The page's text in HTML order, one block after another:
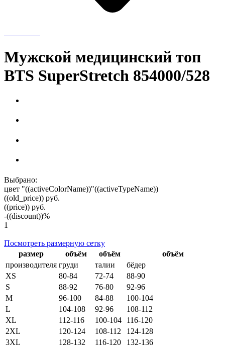
Мужской медицинский топ
BTS SuperStretch 854000/528
Выбрано:
цвет "((activeColorName))"((activeTypeName))
((old_price)) руб.
((price)) руб.
-((discount))%
1
Посмотреть размерную сетку
размер
объём объём
объём
производителя груди талии
бёдер
XS
80-84 72-74
88-90
S
88-92 76-80
92-96
M
96-100 84-88
100-104
L
104-108 92-96
108-112
XL
112-116 100-104
116-120
2XL
120-124 108-112
124-128
3XL
128-132 116-120
132-136